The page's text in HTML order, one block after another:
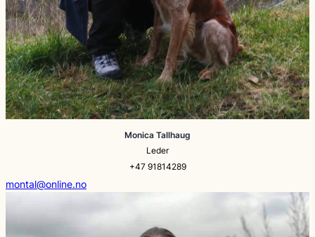
Monica Tallhaug
Leder
+47 91814289
montal@online.no